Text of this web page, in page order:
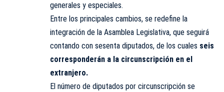
generales y especiales.
Entre los principales cambios, se redefine la
integración de la Asamblea Legislativa, que seguirá
contando con sesenta diputados, de los cuales seis
corresponderán a la circunscripción en el
extranjero.
El número de diputados por circunscripción se